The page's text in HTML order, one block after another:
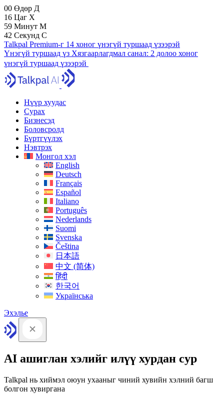
00 Өдөр Д
16 Цаг Х
59 Минут М
41 Секунд С
Talkpal Premium-г 14 хоног үнэгүй туршаад үзээрэй
Үнэгүй туршаад үз Хязгаарлагдмал санал: 2 долоо хоног
үнэгүй туршаад үзээрэй
Нүүр хуудас
Сурах
Бизнесэд
Боловсролд
Бүртгүүлэх
Нэвтрэх
Монгол хэл
English
Deutsch
Français
Español
Italiano
Português
Nederlands
Suomi
Svenska
Čeština
日本語
中文 (简体)
हिंदी
한국어
Українська
Эхэлье
AI ашиглан хэлийг илүү хурдан сур
Talkpal нь хиймэл оюун ухааныг чиний хувийн хэлний багш
болгон хувиргана